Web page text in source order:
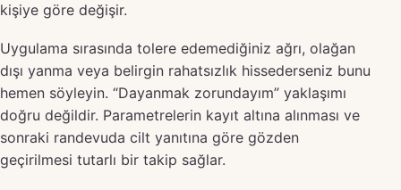
kişiye göre değişir.
Uygulama sırasında tolere edemediğiniz ağrı, olağan
dışı yanma veya belirgin rahatsızlık hissederseniz bunu
hemen söyleyin. “Dayanmak zorundayım” yaklaşımı
doğru değildir. Parametrelerin kayıt altına alınması ve
sonraki randevuda cilt yanıtına göre gözden
geçirilmesi tutarlı bir takip sağlar.